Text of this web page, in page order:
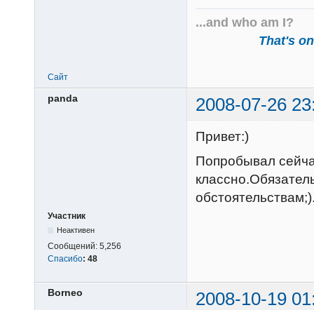
...and who am I?
That's
Сайт
panda 2008-07-26
Участник
Неактивен
Сообщений: 5,256
Спасибо: 48
Привет:)
Попробывал
Borneo 2008-10-19